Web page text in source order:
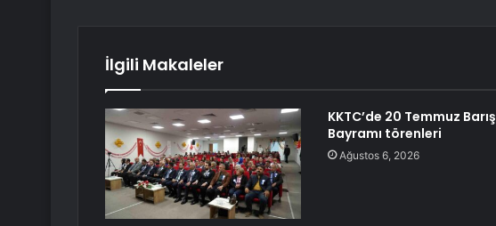
İlgili Makaleler
KKTC’de 20 Temmuz Barış
Bayramı törenleri
Ağustos 6, 2026